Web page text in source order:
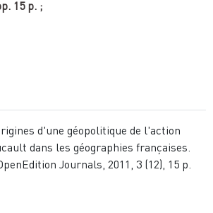
15 p. ;
d'une géopolitique de l'action
dans les géographies françaises.
Journals, 2011, 3 (12), 15 p.